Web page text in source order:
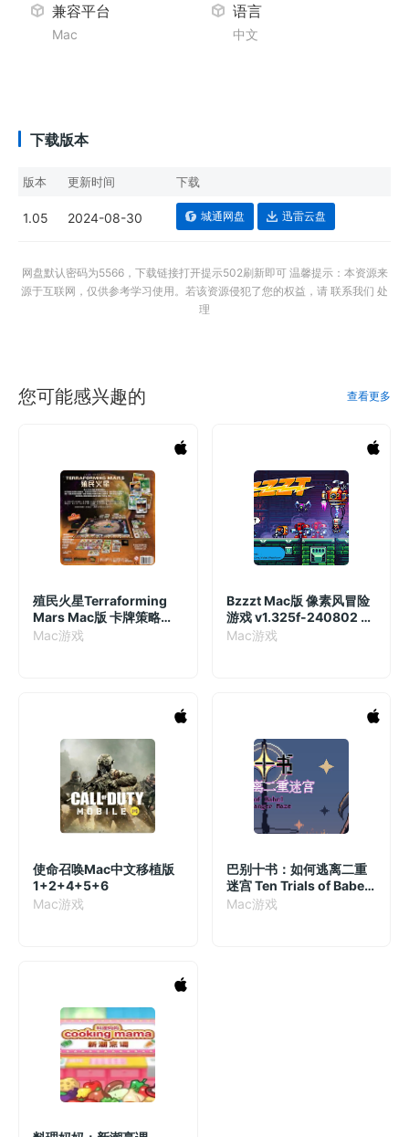
兼容平台
Mac
语言
中文
下载版本
版本 更新时间 下载
1.05 2024-08-30 城通网盘 迅雷云盘
网盘默认密码为5566，下载链接打开提示502刷新即可 温馨提示：本资源来
源于互联网，仅供参考学习使用。若该资源侵犯了您的权益，请 联系我们 处
理
您可能感兴趣的 查看更多
殖民火星Terraforming
Mars Mac版 卡牌策略游
戏 v2.5.3.130154 英文原
Mac游戏
Bzzzt Mac版 像素风冒险
游戏 v1.325f-240802 英
文原生版
Mac游戏
使命召唤Mac中文移植版
1+2+4+5+6
Mac游戏
巴别十书：如何逃离二重
迷宫 Ten Trials of Babel:
The Doppelganger
Mac游戏